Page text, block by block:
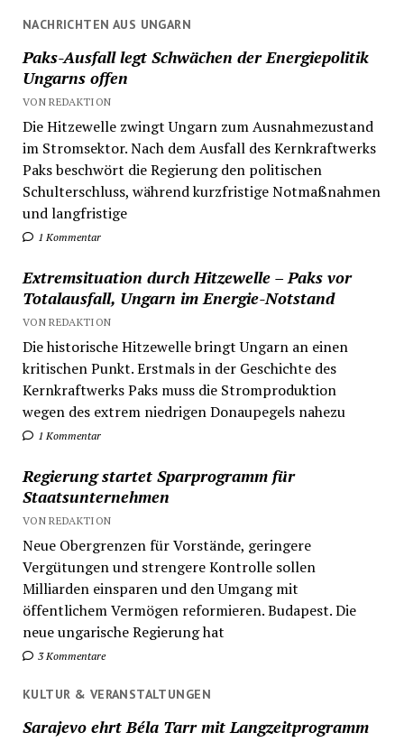
NACHRICHTEN AUS UNGARN
Paks-Ausfall legt Schwächen der Energiepolitik
Ungarns offen
VON REDAKTION
Die Hitzewelle zwingt Ungarn zum Ausnahmezustand
im Stromsektor. Nach dem Ausfall des Kernkraftwerks
Paks beschwört die Regierung den politischen
Schulterschluss, während kurzfristige Notmaßnahmen
und langfristige
1 Kommentar
Extremsituation durch Hitzewelle – Paks vor
Totalausfall, Ungarn im Energie-Notstand
VON REDAKTION
Die historische Hitzewelle bringt Ungarn an einen
kritischen Punkt. Erstmals in der Geschichte des
Kernkraftwerks Paks muss die Stromproduktion
wegen des extrem niedrigen Donaupegels nahezu
1 Kommentar
Regierung startet Sparprogramm für
Staatsunternehmen
VON REDAKTION
Neue Obergrenzen für Vorstände, geringere
Vergütungen und strengere Kontrolle sollen
Milliarden einsparen und den Umgang mit
öffentlichem Vermögen reformieren. Budapest. Die
neue ungarische Regierung hat
3 Kommentare
KULTUR & VERANSTALTUNGEN
Sarajevo ehrt Béla Tarr mit Langzeitprogramm